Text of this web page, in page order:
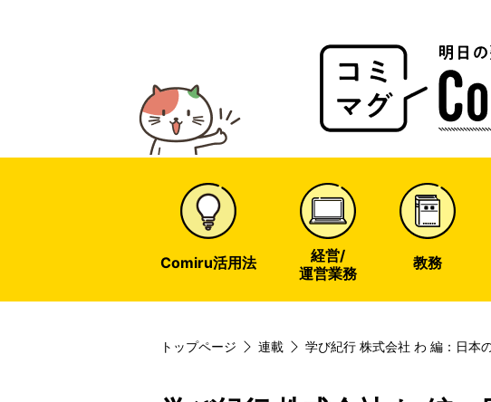
Comiru
Magazine
web
Comiru活用法
経営/
運営業務
教務
トップページ 連載
学び紀行 株式会社 わ 編：日本